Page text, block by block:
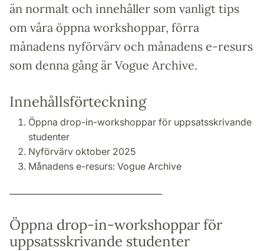
än normalt och innehåller som vanligt tips
om våra öppna workshoppar, förra
månadens nyförvärv och månadens e-resurs
som denna gång är Vogue Archive.
Innehållsförteckning
Öppna drop-in-workshoppar för uppsatsskrivande
studenter
Nyförvärv oktober 2025
Månadens e-resurs: Vogue Archive
Öppna drop-in-workshoppar för
uppsatsskrivande studenter